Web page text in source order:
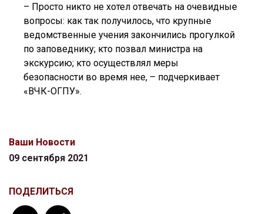
– Просто никто не хотел отвечать на очевидные
вопросы: как так получилось, что крупные
ведомственные учения закончились прогулкой
по заповеднику; кто позвал министра на
экскурсию; кто осуществлял меры
безопасности во время нее, – подчеркивает
«ВЧК-ОГПУ».
Ваши Новости
09 сентября 2021
ПОДЕЛИТЬСЯ